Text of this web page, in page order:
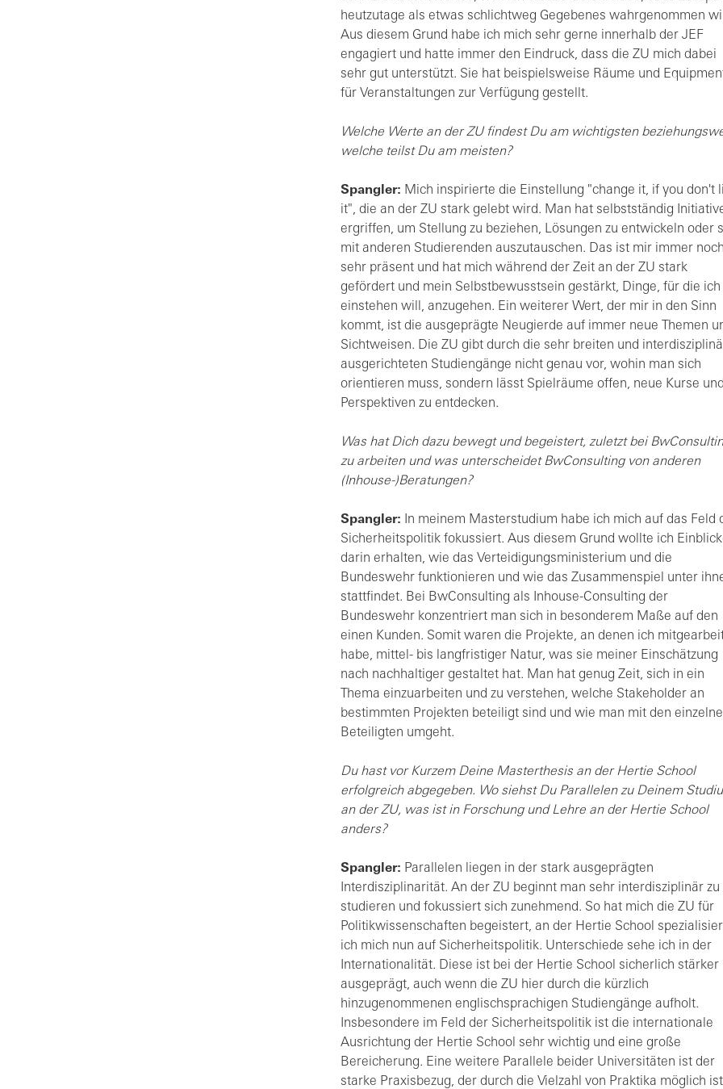
heutzutage als etwas schlichtweg Gegebenes wahrgenommen
Aus diesem Grund habe ich mich sehr gerne innerhalb der JEF
engagiert und hatte immer den Eindruck, dass die ZU mich dabei
sehr gut unterstützt. Sie hat beispielsweise Räume und
für Veranstaltungen zur Verfügung gestellt.
Welche Werte an der ZU findest Du am wichtigsten
welche teilst Du am meisten?
Spangler: Mich inspirierte die Einstellung "change it, if you don't
it", die an der ZU stark gelebt wird. Man hat selbstständig
ergriffen, um Stellung zu beziehen, Lösungen zu entwickeln oder
mit anderen Studierenden auszutauschen. Das ist mir immer
sehr präsent und hat mich während der Zeit an der ZU stark
gefördert und mein Selbstbewusstsein gestärkt, Dinge, für die ich
einstehen will, anzugehen. Ein weiterer Wert, der mir in den Sinn
kommt, ist die ausgeprägte Neugierde auf immer neue Themen
Sichtweisen. Die ZU gibt durch die sehr breiten und
ausgerichteten Studiengänge nicht genau vor, wohin man sich
orientieren muss, sondern lässt Spielräume offen, neue Kurse
Perspektiven zu entdecken.
Was hat Dich dazu bewegt und begeistert, zuletzt bei
zu arbeiten und was unterscheidet BwConsulting von anderen
(Inhouse-)Beratungen?
Spangler: In meinem Masterstudium habe ich mich auf das Feld
Sicherheitspolitik fokussiert. Aus diesem Grund wollte ich
darin erhalten, wie das Verteidigungsministerium und die
Bundeswehr funktionieren und wie das Zusammenspiel unter
stattfindet. Bei BwConsulting als Inhouse-Consulting der
Bundeswehr konzentriert man sich in besonderem Maße auf den
einen Kunden. Somit waren die Projekte, an denen ich
habe, mittel- bis langfristiger Natur, was sie meiner Einschätzung
nach nachhaltiger gestaltet hat. Man hat genug Zeit, sich in ein
Thema einzuarbeiten und zu verstehen, welche Stakeholder an
bestimmten Projekten beteiligt sind und wie man mit den
Beteiligten umgeht.
Du hast vor Kurzem Deine Masterthesis an der Hertie School
erfolgreich abgegeben. Wo siehst Du Parallelen zu Deinem
an der ZU, was ist in Forschung und Lehre an der Hertie School
anders?
Spangler: Parallelen liegen in der stark ausgeprägten
Interdisziplinarität. An der ZU beginnt man sehr interdisziplinär zu
studieren und fokussiert sich zunehmend. So hat mich die ZU für
Politikwissenschaften begeistert, an der Hertie School
ich mich nun auf Sicherheitspolitik. Unterschiede sehe ich in der
Internationalität. Diese ist bei der Hertie School sicherlich stärker
ausgeprägt, auch wenn die ZU hier durch die kürzlich
hinzugenommenen englischsprachigen Studiengänge aufholt.
Insbesondere im Feld der Sicherheitspolitik ist die internationale
Ausrichtung der Hertie School sehr wichtig und eine große
Bereicherung. Eine weitere Parallele beider Universitäten ist der
starke Praxisbezug, der durch die Vielzahl von Praktika möglich